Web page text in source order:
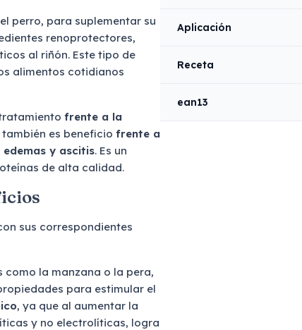
perro, para suplementar su
renoprotectores,
al riñón. Este tipo de
alimentos cotidianos
frente a la
también es beneficio frente a
y ascitis. Es un
de alta calidad.
sus correspondientes
la manzana o la pera,
para estimular el
, ya que al aumentar la
y no electrolíticas, logra
Aplicación
Receta
ean13